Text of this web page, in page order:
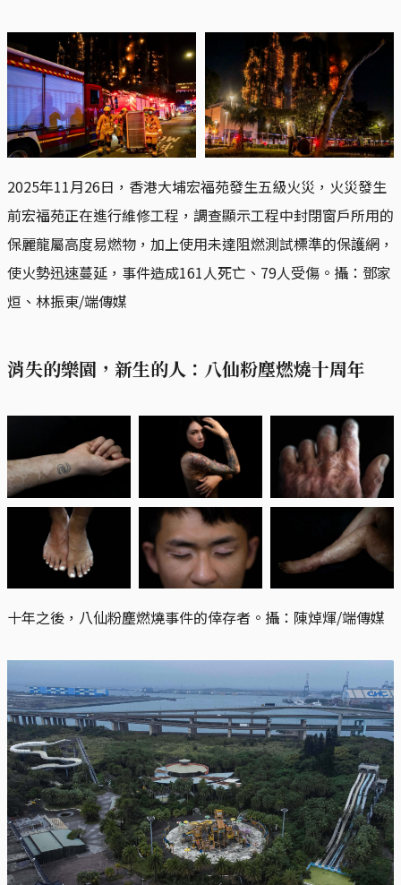
2025年11月26日，香港大埔宏福苑發生五級火災，火災發生
前宏福苑正在進行維修工程，調查顯示工程中封閉窗戶所用的
保麗龍屬高度易燃物，加上使用未達阻燃測試標準的保護網，
使火勢迅速蔓延，事件造成161人死亡、79人受傷。攝：鄧家
烜、林振東/端傳媒
消失的樂園，新生的人：八仙粉塵燃燒十周年
十年之後，八仙粉塵燃燒事件的倖存者。攝：陳焯煇/端傳媒